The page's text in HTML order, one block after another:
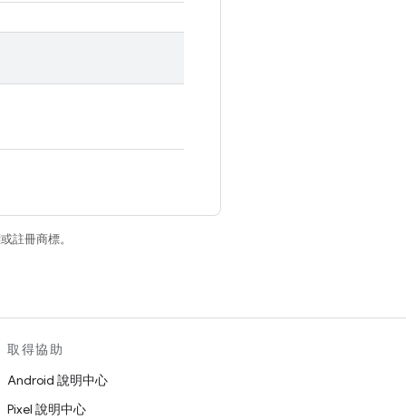
註冊商標。
取得協助
Android 說明中心
Pixel 說明中心